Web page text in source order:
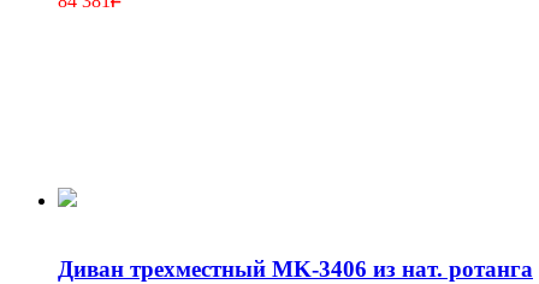
Диван трехместный MK-3406 из нат. ротанга